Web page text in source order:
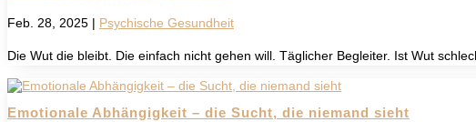
Feb. 28, 2025 | Psychische Gesundheit
Die Wut die bleibt. Die einfach nicht gehen will. Täglicher Begleiter. Ist Wut
Emotionale Abhängigkeit – die Sucht, die niemand sieht